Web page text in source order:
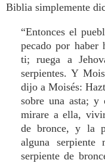
Biblia simplemente
“Entonces el
pecado por haber
ti; ruega a
serpientes. Y
dijo a Moisés:
sobre una asta; y
mirare a ella,
de bronce, y la
alguna
serpiente de